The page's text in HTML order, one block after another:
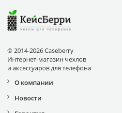
© 2014-2026 Caseberry
Интернет-магазин чехлов
и аксессуаров для телефона
О компании
Новости